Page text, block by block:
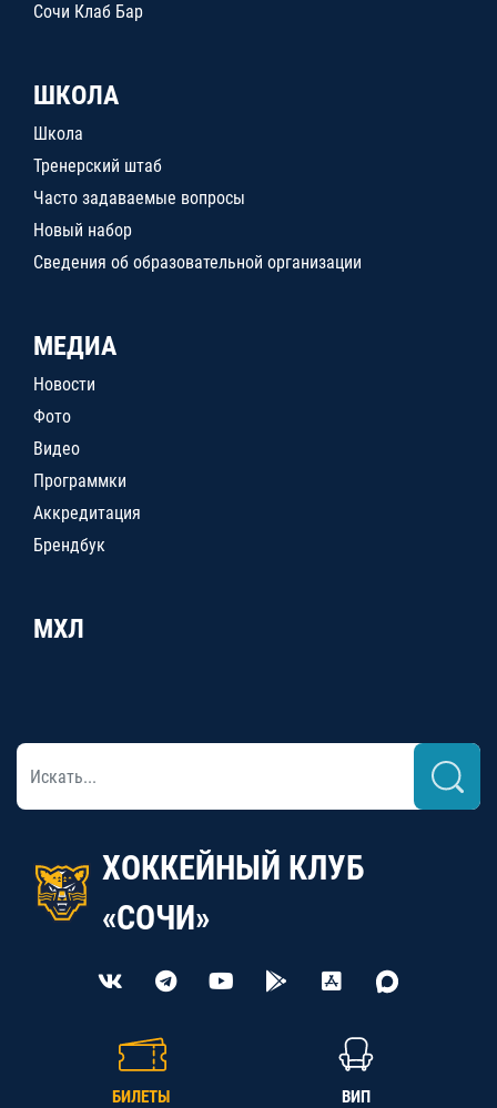
Сочи Клаб Бар
ШКОЛА
Школа
Тренерский штаб
Часто задаваемые вопросы
Новый набор
Сведения об образовательной организации
МЕДИА
Новости
Фото
Видео
Программки
Аккредитация
Брендбук
МХЛ
ХОККЕЙНЫЙ КЛУБ
«СОЧИ»
БИЛЕТЫ ВИП